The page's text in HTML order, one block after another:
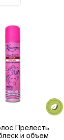
Прелесть
и объем